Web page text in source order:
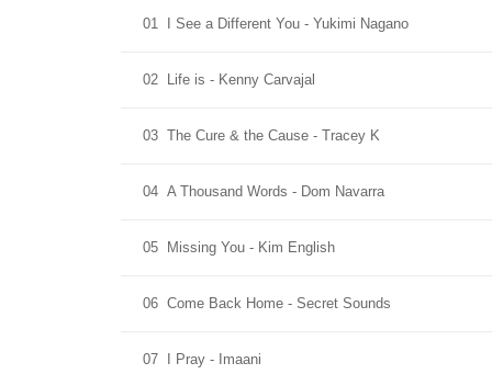
01 I See a Different You - Yukimi Nagano
02 Life is - Kenny Carvajal
03 The Cure & the Cause - Tracey K
04 A Thousand Words - Dom Navarra
05 Missing You - Kim English
06 Come Back Home - Secret Sounds
07 I Pray - Imaani